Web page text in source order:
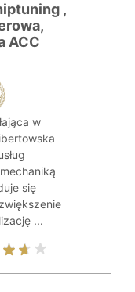
,
ACC
w
się
...